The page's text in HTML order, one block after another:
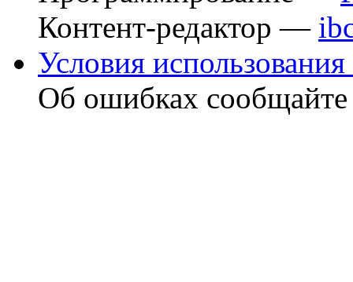
Контент-редактор —
Условия использования
Об ошибках